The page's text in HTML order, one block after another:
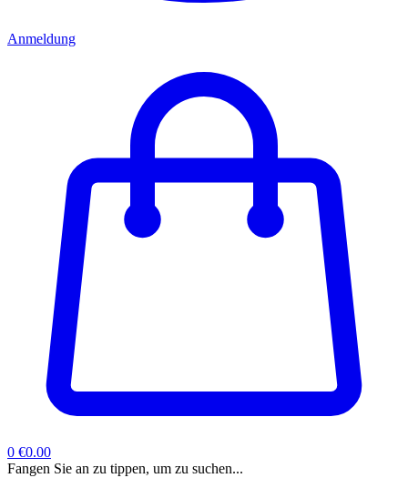
Anmeldung
0 €0.00
Fangen Sie an zu tippen, um zu suchen...